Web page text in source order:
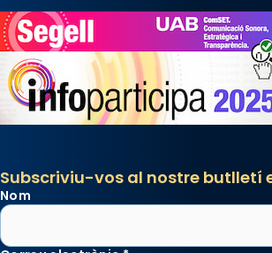
Subscriviu-vos al nostre butlletí
Nom